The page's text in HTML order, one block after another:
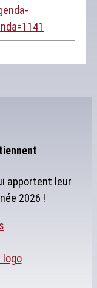
apportent leur
2026 !